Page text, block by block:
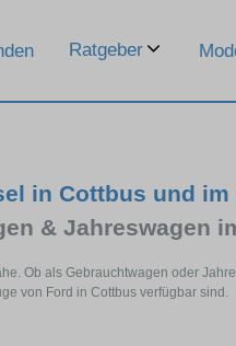
Ratgeber
in Cottbus und
& Jahreswagen
Ob als Gebrauchtwagen oder
von Ford in Cottbus verfügbar sind.